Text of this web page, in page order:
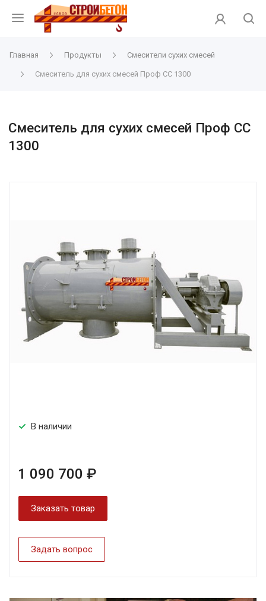
Главная Продукты Смесители сухих смесей
Смеситель для сухих смесей Проф СС 1300
Смеситель для сухих смесей Проф СС
1300
В наличии
1 090 700 ₽
Заказать товар
Задать вопрос